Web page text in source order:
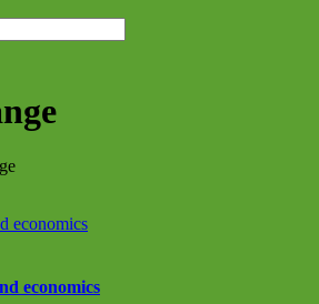
economics
economics